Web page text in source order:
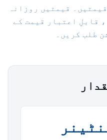
قیمتیں روزانہ
قابلِ اعتبار قیمت کے
طلب کریں۔